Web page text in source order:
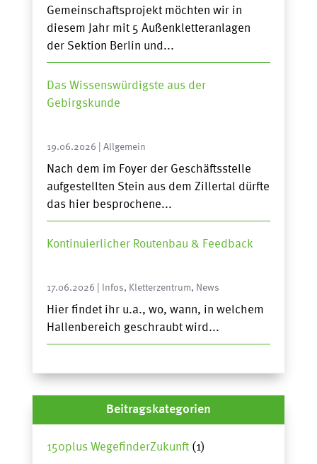
Gemeinschaftsprojekt möchten wir in
diesem Jahr mit 5 Außenkletteranlagen
der Sektion Berlin und...
Das Wissenswürdigste aus der
Gebirgskunde
19.06.2026 Allgemein
Nach dem im Foyer der Geschäftsstelle
aufgestellten Stein aus dem Zillertal dürfte
das hier besprochene...
Kontinuierlicher Routenbau & Feedback
17.06.2026 Infos, Kletterzentrum, News
Hier findet ihr u.a., wo, wann, in welchem
Hallenbereich geschraubt wird...
Beitragskategorien
150plus WegefinderZukunft(1)